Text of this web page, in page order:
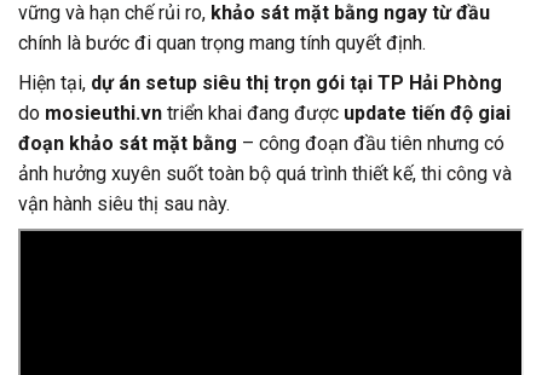
vững và hạn chế rủi ro, khảo sát mặt bằng ngay từ đầu
chính là bước đi quan trọng mang tính quyết định.
Hiện tại, dự án setup siêu thị trọn gói tại TP Hải Phòng
do mosieuthi.vn triển khai đang được update tiến độ giai
đoạn khảo sát mặt bằng – công đoạn đầu tiên nhưng có
ảnh hưởng xuyên suốt toàn bộ quá trình thiết kế, thi công và
vận hành siêu thị sau này.